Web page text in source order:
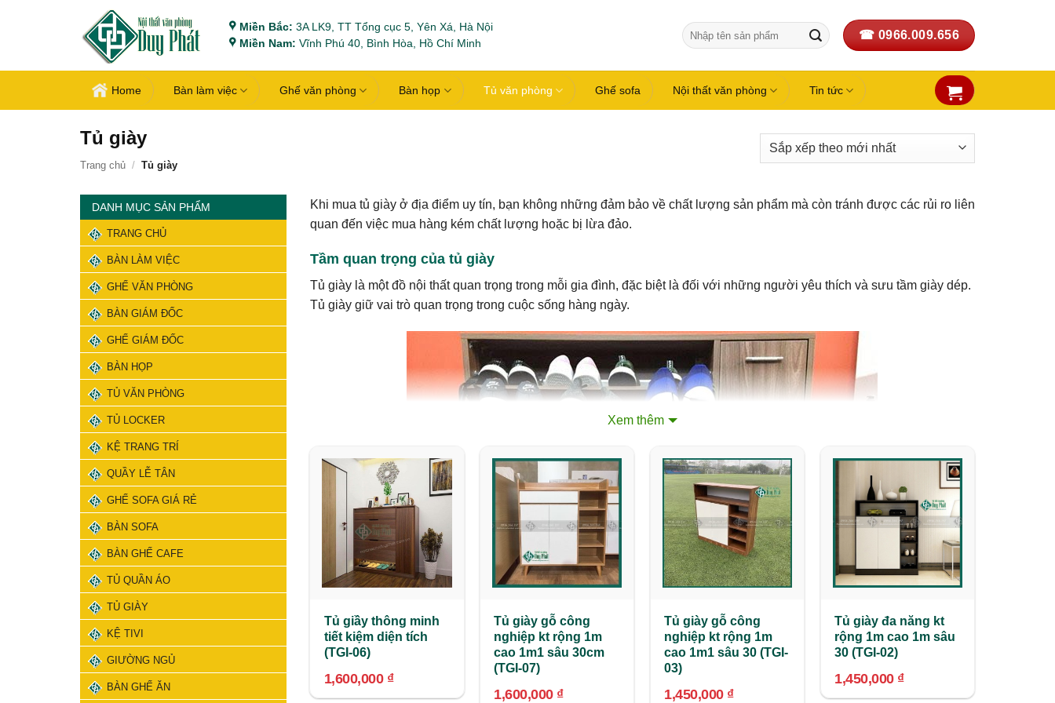
dung
Miền Bắc: 3A LK9, TT Tổng cục 5, Yên Xá, Hà Nội
Miền Nam: Vĩnh Phú 40, Bình Hòa, Hồ Chí Minh
Tìm
kiếm:
☎ 0966.009.656
Home Bàn làm việc Ghế văn phòng Bàn họp Tủ văn phòng Ghế sofa Nội thất văn phòng Tin tức
Tủ giày
Trang chủ / Tủ giày
DANH MỤC SẢN PHẨM
TRANG CHỦ
BÀN LÀM VIỆC
GHẾ VĂN PHÒNG
BÀN GIÁM ĐỐC
GHẾ GIÁM ĐỐC
BÀN HỌP
TỦ VĂN PHÒNG
TỦ LOCKER
KỆ TRANG TRÍ
QUẦY LỄ TÂN
GHẾ SOFA GIÁ RẺ
BÀN SOFA
BÀN GHẾ CAFE
TỦ QUẦN ÁO
TỦ GIÀY
KỆ TIVI
GIƯỜNG NGỦ
BÀN GHẾ ĂN
Khi mua tủ giày ở địa điểm uy tín, bạn không những đảm bảo về chất lượng sản phẩm mà còn tránh được các rủi ro liên
quan đến việc mua hàng kém chất lượng hoặc bị lừa đảo.
Tầm quan trọng của tủ giày
Tủ giày là một đồ nội thất quan trọng trong mỗi gia đình, đặc biệt là đối với những người yêu thích và sưu tầm giày dép.
Tủ giày giữ vai trò quan trọng trong cuộc sống hàng ngày.
Xem thêm
Tủ giầy thông minh
tiết kiệm diện tích
(TGI-06)
1,600,000 ₫
Tủ giày gỗ công
nghiệp kt rộng 1m
cao 1m1 sâu 30cm
(TGI-07)
1,600,000 ₫
Tủ giày gỗ công
nghiệp kt rộng 1m
cao 1m1 sâu 30 (TGI-
03)
1,450,000 ₫
Tủ giày đa năng kt
rộng 1m cao 1m sâu
30 (TGI-02)
1,450,000 ₫